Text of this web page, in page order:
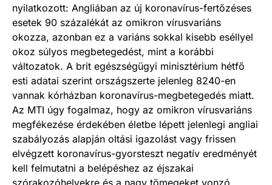
nyilatkozott: Angliában az új koronavírus-fertőzéses
esetek 90 százalékát az omikron vírusvariáns
okozza, azonban ez a variáns sokkal kisebb eséllyel
okoz súlyos megbetegedést, mint a korábbi
változatok. A brit egészségügyi minisztérium hétfő
esti adatai szerint országszerte jelenleg 8240-en
vannak kórházban koronavírus-megbetegedés miatt.
Az MTI úgy fogalmaz, hogy az omikron vírusvariáns
megfékezése érdekében életbe lépett jelenlegi angliai
szabályozás alapján oltási igazolást vagy frissen
elvégzett koronavírus-gyorsteszt negatív eredményét
kell felmutatni a belépéshez az éjszakai
szórakozóhelyekre és a nagy tömegeket vonzó